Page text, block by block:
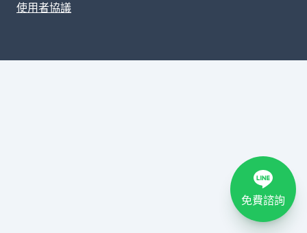
使用者協議
免費諮詢